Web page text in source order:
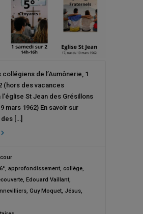
collégiens de l’Aumônerie, 1
(hors des vacances
St Jean des Grésillons
mars 1962) En savoir sur
des […]
6°, approfondissement, collège,
, Edouard Vaillant,
, Guy Moquet, Jésus,